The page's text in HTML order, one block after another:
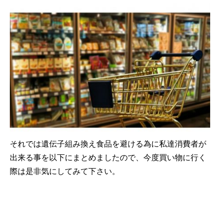
それでは遺伝子組み換え食品を避ける為に私達消費者が
出来る事を以下にまとめましたので、今度買い物に行く
際は是非気にしてみて下さい。